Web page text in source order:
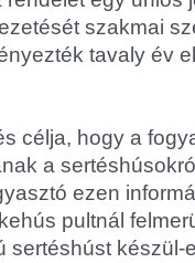
szakmai
tavaly év
célja, hogy a
a
ezen
pultnál
sertéshúst készül-